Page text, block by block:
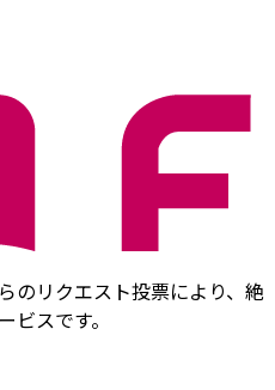
のリクエスト投票により、絶
スです。